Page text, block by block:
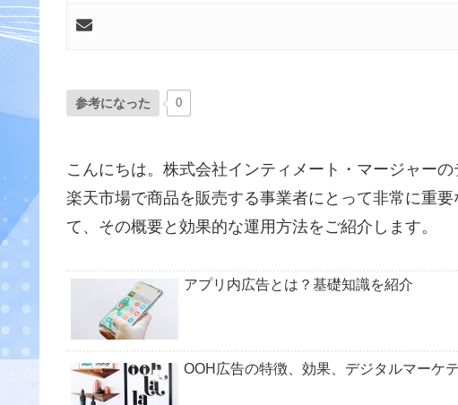
参考になった 0
こんにちは。株式会社インティメート・マージャー
楽天市場で商品を販売する事業者にとって非常に重
て、その概要と効果的な運用方法をご紹介します。
アプリ内広告とは？基礎知識を紹介
OOH広告の特徴、効果、デジタルマーケ